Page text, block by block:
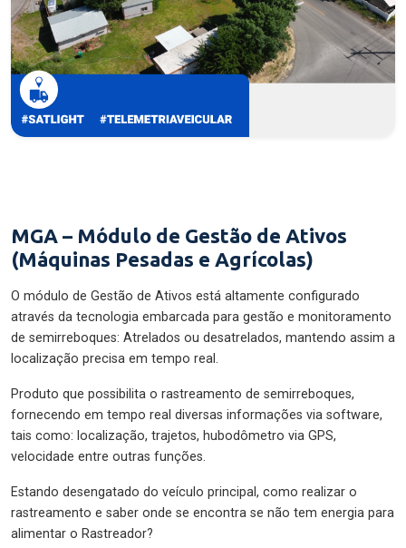
MGA – Módulo de Gestão de Ativos
(Máquinas Pesadas e Agrícolas)
O módulo de Gestão de Ativos está altamente configurado
através da tecnologia embarcada para gestão e monitoramento
de semirreboques: Atrelados ou desatrelados, mantendo assim a
localização precisa em tempo real.
Produto que possibilita o rastreamento de semirreboques,
fornecendo em tempo real diversas informações via software,
tais como: localização, trajetos, hubodômetro via GPS,
velocidade entre outras funções.
Estando desengatado do veículo principal, como realizar o
rastreamento e saber onde se encontra se não tem energia para
alimentar o Rastreador?